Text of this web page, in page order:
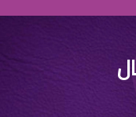
العين